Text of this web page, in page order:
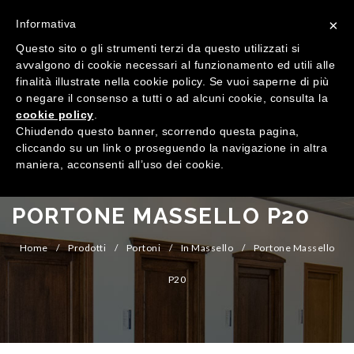
MENU
HOME
AZIENDA
QUALITÀ
PRODOTTI
ARREDI SU MISURA
PORTONE MASSELLO P20
Home / Prodotti / Portoni / In Massello / Portone Massello
P20
×
Informativa
Questo sito o gli strumenti terzi da questo utilizzati si
avvalgono di cookie necessari al funzionamento ed utili alle
finalità illustrate nella cookie policy. Se vuoi saperne di più
o negare il consenso a tutti o ad alcuni cookie, consulta la
cookie policy
Chiudendo questo banner, scorrendo questa pagina,
cliccando su un link o proseguendo la navigazione in altra
maniera, acconsenti all’uso dei cookie.